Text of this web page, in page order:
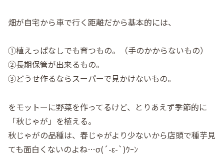
畑が自宅から車で行く距離だから基本的には、
①植えっぱなしでも育つもの。（手のかからないもの）
②長期保管が出来るもの。
③どうせ作るならスーパーで見かけないもの。
をモットーに野菜を作ってるけど、とりあえず季節的に
「秋じゃが」を植える。
秋じゃがの品種は、春じゃがより少ないから店頭で種芋見
ても面白くないのよね…σ(´-ε-`)ｳｰﾝ